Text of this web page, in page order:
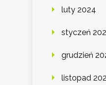
luty 2024
styczeń
grudzień
listopad